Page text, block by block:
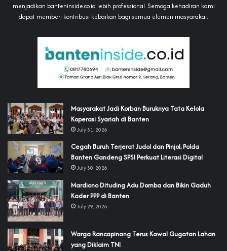
menjadikan banteninside.co.id lebih professional. Semoga kehadiran kami
dapat memberi kontribusi kebaikan bagi semua elemen masyarakat.
‎Masyarakat Jadi Korban Buruknya Tata Kelola
Koperasi Syariah di Banten
July 31, 2026
Cegah Buruh Terjerat Judol dan Pinjol, Polda
Banten Gandeng SPSI Perkuat Literasi Digital
July 30, 2026
‎Mardiono Dituding Adu Domba dan Bikin Gaduh
Kader PPP di Banten
July 29, 2026
‎Warga Rancapinang Terus Kawal Gugatan Lahan
yang Diklaim TNI‎‎